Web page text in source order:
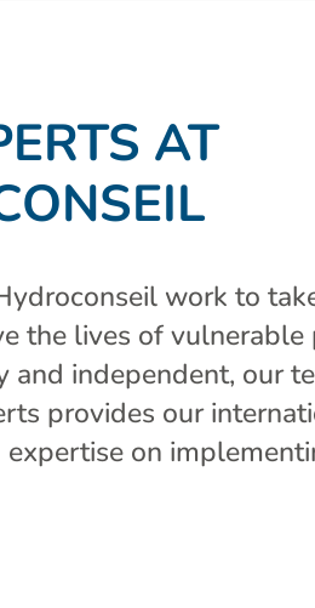
AT
work to
the lives of vulnerable
and independent, our
provides our
on